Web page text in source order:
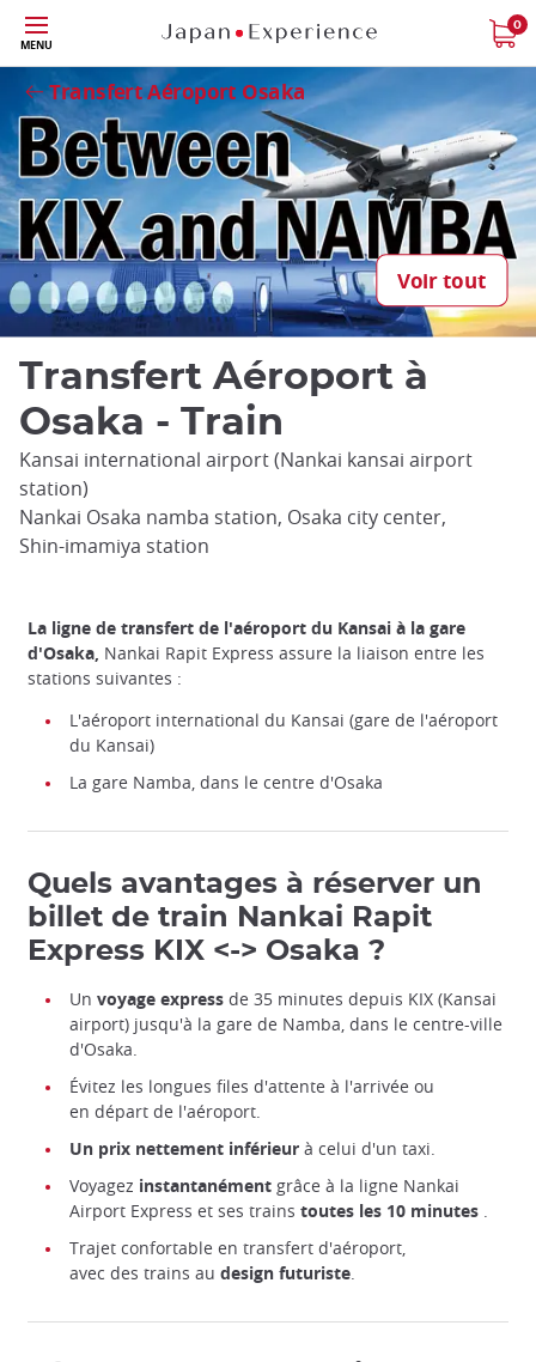
Skip
to
main
content
MENU
0
Transfert Aéroport Osaka
Voir tout
Fermer
Transfert Aéroport à
Osaka - Train
Kansai international airport (Nankai kansai airport
station)
Nankai Osaka namba station, Osaka city center,
Shin-imamiya station
La ligne de transfert de l'aéroport du Kansai à la gare
d'Osaka, Nankai Rapit Express assure la liaison entre les
stations suivantes :
L'aéroport international du Kansai (gare de l'aéroport
du Kansai)
La gare Namba, dans le centre d'Osaka
Quels avantages à réserver un
billet de train Nankai Rapit
Express KIX <-> Osaka ?
Un voyage express de 35 minutes depuis KIX (Kansai
airport) jusqu'à la gare de Namba, dans le centre-ville
d'Osaka.
Évitez les longues files d'attente à l'arrivée ou
en départ de l'aéroport.
Un prix nettement inférieur à celui d'un taxi.
Voyagez instantanément grâce à la ligne Nankai
Airport Express et ses trains toutes les 10 minutes .
Trajet confortable en transfert d'aéroport,
avec des trains au design futuriste.